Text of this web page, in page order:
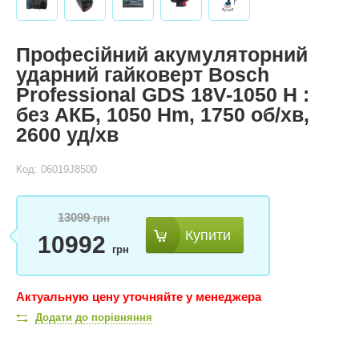
Професійний акумуляторний
ударний гайковерт Bosch
Professional GDS 18V-1050 H :
без АКБ, 1050 Hm, 1750 об/хв,
2600 уд/хв
Код: 06019J8500
13099грн
10992 грн
Купити
Актуальную цену уточняйте у менеджера
Додати до порівняння